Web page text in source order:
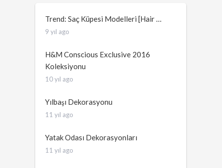
Trend: Saç Küpesi Modelleri [Hair …
9 yıl ago
H&M Conscious Exclusive 2016
Koleksiyonu
10 yıl ago
Yılbaşı Dekorasyonu
11 yıl ago
Yatak Odası Dekorasyonları
11 yıl ago